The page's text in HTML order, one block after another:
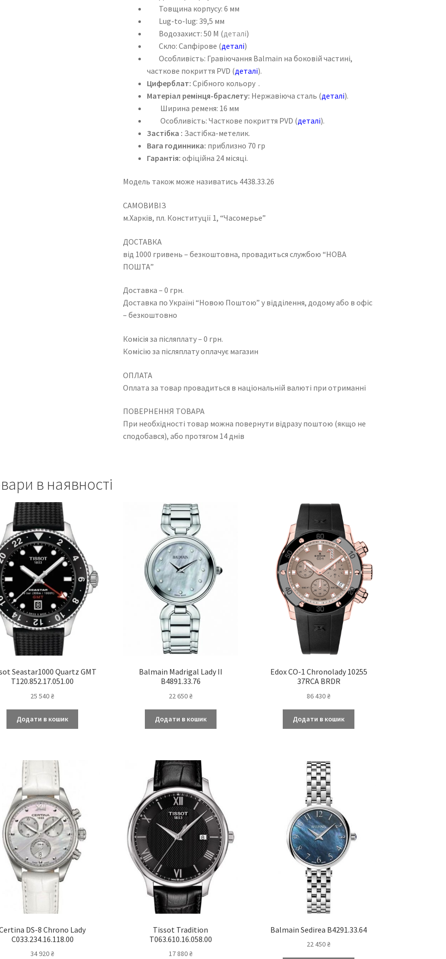
Товщина корпусу: 6 мм
Lug-to-lug: 39,5 мм
Водозахист: 50 M (деталі)
Скло: Сапфірове (деталі)
Особливість: Гравіючання Balmain на боковій частині,
часткове покриття PVD (деталі).
Циферблат: Срібного кольору .
Матеріал ремінця-браслету: Нержавіюча сталь (деталі).
Ширина ременя: 16 мм
Особливість: Часткове покриття PVD (деталі).
Застібка : Застібка-метелик.
Вага годинника: приблизно 70 гр
Гарантія: офіційна 24 місяці.
Модель також може називатись 4438.33.26
САМОВИВІЗ
м.Харків, пл. Конституції 1, “Часомерье”
ДОСТАВКА
від 1000 гривень – безкоштовна, провадиться службою “НОВА
ПОШТА”
Доставка – 0 грн.
Доставка по Україні “Новою Поштою” у відділення, додому або в офіс
– безкоштовно
Комісія за післяплату – 0 грн.
Комісію за післяплату оплачує магазин
ОПЛАТА
Оплата за товар провадиться в національній валюті при отриманні
ПОВЕРНЕННЯ ТОВАРА
При необхідності товар можна повернути відразу поштою (якщо не
сподобався), або протягом 14 днів
в наявності
Seastar1000 Quartz GMT
T120.852.17.051.00
25 540₴
Додати в кошик
Balmain Madrigal Lady II
B4891.33.76
22 650₴
Додати в кошик
Edox CO-1 Chronolady 10255
37RCA BRDR
86 430₴
Додати в кошик
DS-8 Chrono Lady
C033.234.16.118.00
34 920₴
Tissot Tradition
T063.610.16.058.00
17 880₴
Balmain Sedirea B4291.33.64
22 450₴